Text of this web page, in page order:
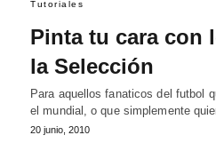
Tutoriales
Pinta tu cara con
la Selección
Para aquellos fanaticos del futbol
el mundial, o que simplemente
20 junio, 2010